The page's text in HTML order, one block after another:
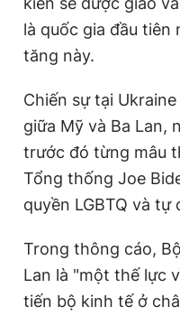
là quốc gia đầu tiên
tăng này.
Chiến sự tại
giữa Mỹ và Ba Lan,
trước đó từng mâu
Tổng thống Joe
quyền LGBTQ và tự
Trong thông cáo,
Lan là "một thế lực
tiến bộ kinh tế ở